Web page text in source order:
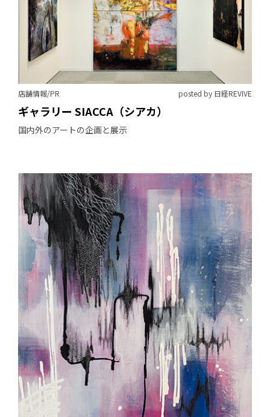
店舗情報/PR posted by 日経REVIVE
ギャラリー SIACCA（シアカ）
国内外のアートの企画と展示